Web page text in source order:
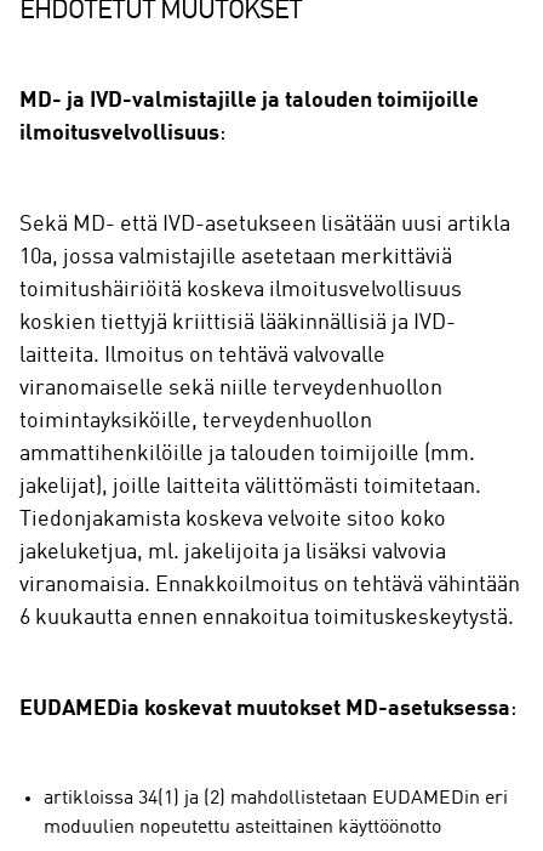
EHDOTETUT MUUTOKSET
MD- ja IVD-valmistajille ja talouden toimijoille
ilmoitusvelvollisuus:
Sekä MD- että IVD-asetukseen lisätään uusi artikla
10a, jossa valmistajille asetetaan merkittäviä
toimitushäiriöitä koskeva ilmoitusvelvollisuus
koskien tiettyjä kriittisiä lääkinnällisiä ja IVD-
laitteita. Ilmoitus on tehtävä valvovalle
viranomaiselle sekä niille terveydenhuollon
toimintayksiköille, terveydenhuollon
ammattihenkilöille ja talouden toimijoille (mm.
jakelijat), joille laitteita välittömästi toimitetaan.
Tiedonjakamista koskeva velvoite sitoo koko
jakeluketjua, ml. jakelijoita ja lisäksi valvovia
viranomaisia. Ennakkoilmoitus on tehtävä vähintään
6 kuukautta ennen ennakoitua toimituskeskeytystä.
EUDAMEDia koskevat muutokset MD-asetuksessa:
artikloissa 34(1) ja (2) mahdollistetaan EUDAMEDin eri
moduulien nopeutettu asteittainen käyttöönotto